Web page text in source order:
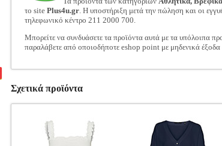
το site Plus4u.gr. Η υποστήριξη μετά την πώληση και οι
τηλεφωνικό κέντρο 211 2000 700.
Μπορείτε να συνδυάσετε τα προϊόντα αυτά με τα υπόλοιπα
παραλάβετε από οποιοδήποτε eshop point με μηδενικά
Σχετικά προϊόντα